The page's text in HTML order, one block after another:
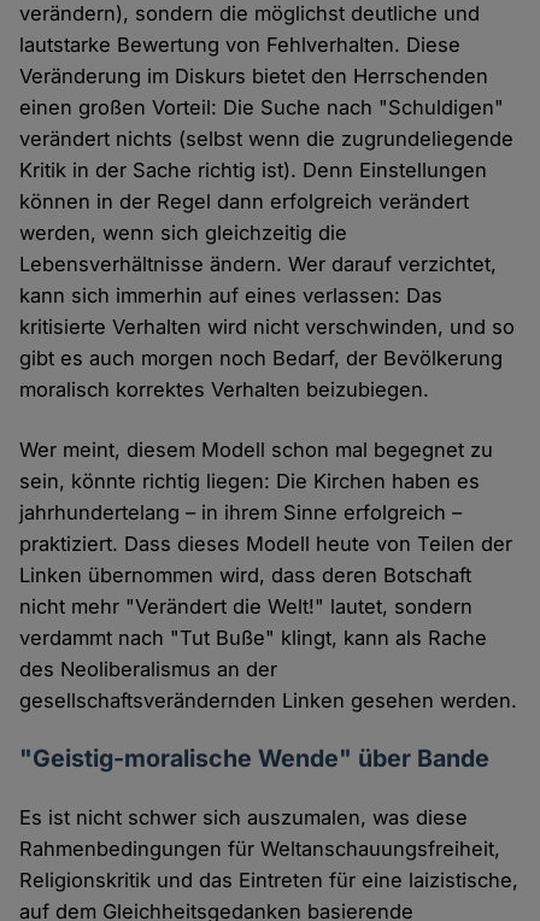
verändern), sondern die möglichst deutliche und
lautstarke Bewertung von Fehlverhalten. Diese
Veränderung im Diskurs bietet den Herrschenden
einen großen Vorteil: Die Suche nach "Schuldigen"
verändert nichts (selbst wenn die zugrundeliegende
Kritik in der Sache richtig ist). Denn Einstellungen
können in der Regel dann erfolgreich verändert
werden, wenn sich gleichzeitig die
Lebensverhältnisse ändern. Wer darauf verzichtet,
kann sich immerhin auf eines verlassen: Das
kritisierte Verhalten wird nicht verschwinden, und so
gibt es auch morgen noch Bedarf, der Bevölkerung
moralisch korrektes Verhalten beizubiegen.
Wer meint, diesem Modell schon mal begegnet zu
sein, könnte richtig liegen: Die Kirchen haben es
jahrhundertelang – in ihrem Sinne erfolgreich –
praktiziert. Dass dieses Modell heute von Teilen der
Linken übernommen wird, dass deren Botschaft
nicht mehr "Verändert die Welt!" lautet, sondern
verdammt nach "Tut Buße" klingt, kann als Rache
des Neoliberalismus an der
gesellschaftsverändernden Linken gesehen werden.
"Geistig-moralische Wende" über Bande
Es ist nicht schwer sich auszumalen, was diese
Rahmenbedingungen für Weltanschauungsfreiheit,
Religionskritik und das Eintreten für eine laizistische,
auf dem Gleichheitsgedanken basierende